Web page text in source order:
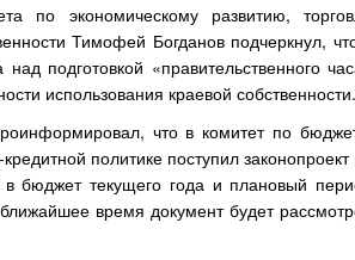
по экономическому развитию,
Тимофей Богданов подчеркнул,
подготовкой «правительственного
использования краевой собственности.
что в комитет по
политике поступил законопроект
бюджет текущего года и плановый
время документ будет